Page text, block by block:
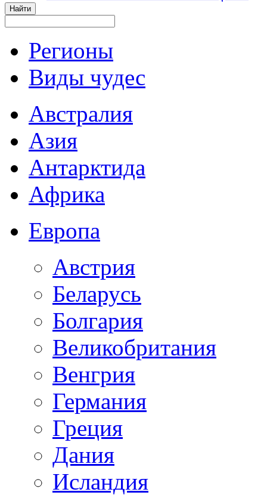
Регионы
Виды чудес
Австралия
Азия
Антарктида
Африка
Европа
Австрия
Беларусь
Болгария
Великобритания
Венгрия
Германия
Греция
Дания
Исландия